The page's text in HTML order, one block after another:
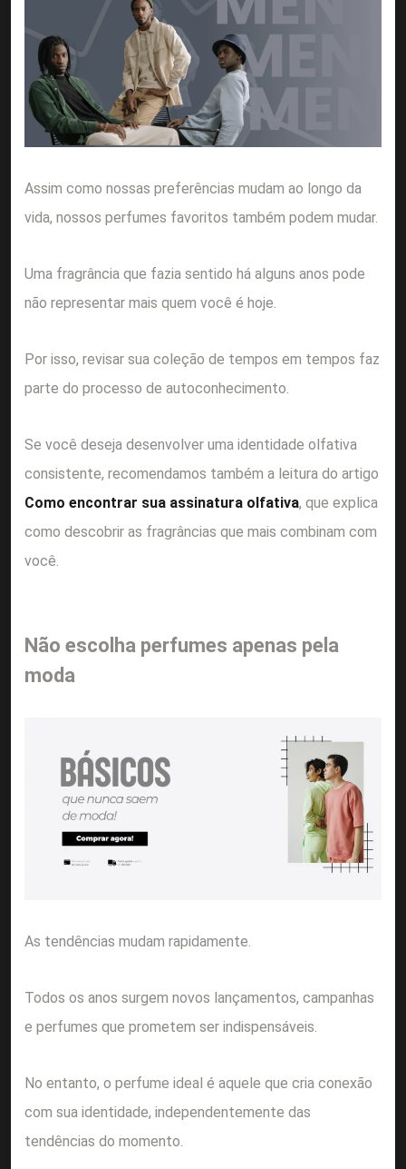
Assim como nossas preferências mudam ao longo da
vida, nossos perfumes favoritos também podem mudar.
Uma fragrância que fazia sentido há alguns anos pode
não representar mais quem você é hoje.
Por isso, revisar sua coleção de tempos em tempos faz
parte do processo de autoconhecimento.
Se você deseja desenvolver uma identidade olfativa
consistente, recomendamos também a leitura do artigo
Como encontrar sua assinatura olfativa, que explica
como descobrir as fragrâncias que mais combinam com
você.
Não escolha perfumes apenas pela
moda
As tendências mudam rapidamente.
Todos os anos surgem novos lançamentos, campanhas
e perfumes que prometem ser indispensáveis.
No entanto, o perfume ideal é aquele que cria conexão
com sua identidade, independentemente das
tendências do momento.